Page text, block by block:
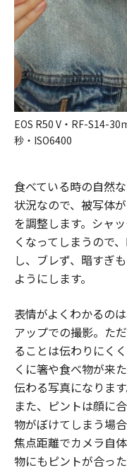
EOS R50 V・RF-S14-
秒・ISO6400
食べている時の自然
状況なので、被写体
を調整します。シャ
くなってしまうので
し、ブレず、暗すぎ
ようにします。
表情がよくわかるの
アップでの撮影。た
ることは伝わりにく
くに箸や食べ物が来
伝わる写真になります
また、ピントは顔に
物がぼけてしまう場
焦点距離でカメラ自
物にもピントが合っ